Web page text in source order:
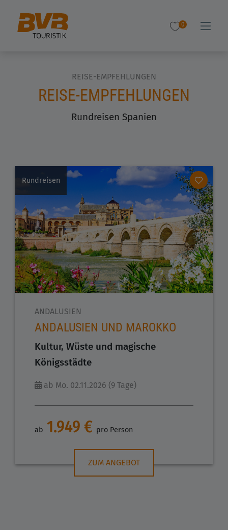
0
REISE-EMPFEHLUNGEN
REISE-EMPFEHLUNGEN
Rundreisen Spanien
Rundreisen
ANDALUSIEN
ANDALUSIEN UND MAROKKO
Kultur, Wüste und magische
Königsstädte
ab Mo. 02.11.2026 (9 Tage)
ab 1.949 € pro Person
ZUM ANGEBOT